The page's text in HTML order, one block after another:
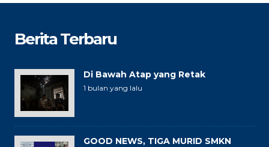
Berita Terbaru
Di Bawah Atap yang Retak
1 bulan yang lalu
GOOD NEWS, TIGA MURID SMKN